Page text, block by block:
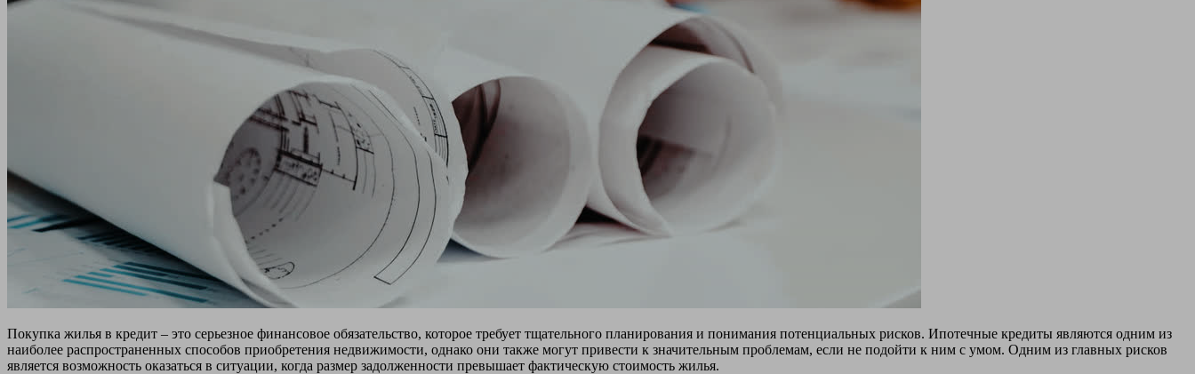
Покупка жилья в кредит – это серьезное финансовое обязательство, которое требует тщательного планирования и понимания потенциальных рисков. Ипотечные кредиты являются одним из
наиболее распространенных способов приобретения недвижимости, однако они также могут привести к значительным проблемам, если не подойти к ним с умом. Одним из главных рисков
является возможность оказаться в ситуации, когда размер задолженности превышает фактическую стоимость жилья.